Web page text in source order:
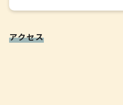
アクセス